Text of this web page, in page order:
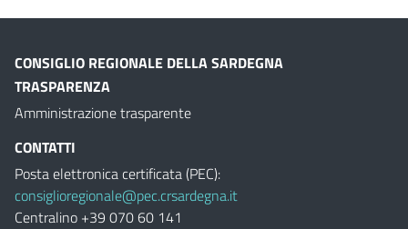
CONSIGLIO REGIONALE DELLA SARDEGNA
TRASPARENZA
Amministrazione trasparente
CONTATTI
Posta elettronica certificata (PEC):
consiglioregionale@pec.crsardegna.it
Centralino +39 070 60 141